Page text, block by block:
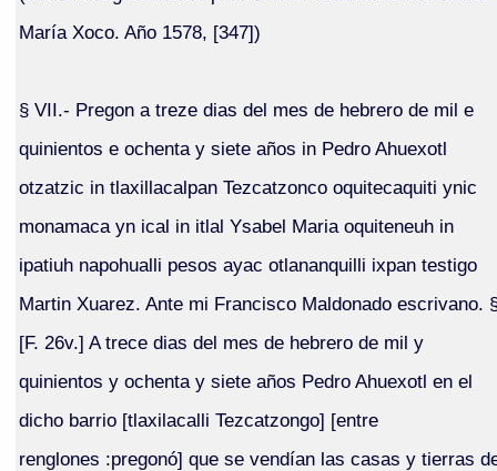
María Xoco. Año 1578, [347])
§ VII.- Pregon a treze dias del mes de hebrero de mil e
quinientos e ochenta y siete años in Pedro Ahuexotl
otzatzic in tlaxillacalpan Tezcatzonco oquitecaquiti ynic
monamaca yn ical in itlal Ysabel Maria oquiteneuh in
ipatiuh napohualli pesos ayac otlananquilli ixpan testigo
Martin Xuarez. Ante mi Francisco Maldonado escrivano.
[F. 26v.] A trece dias del mes de hebrero de mil y
quinientos y ochenta y siete años Pedro Ahuexotl en el
dicho barrio [tlaxilacalli Tezcatzongo] [entre
renglones :pregonó] que se vendían las casas y tierras